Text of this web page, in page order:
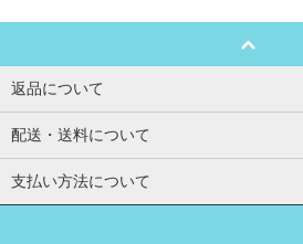
返品について
配送・送料について
支払い方法について